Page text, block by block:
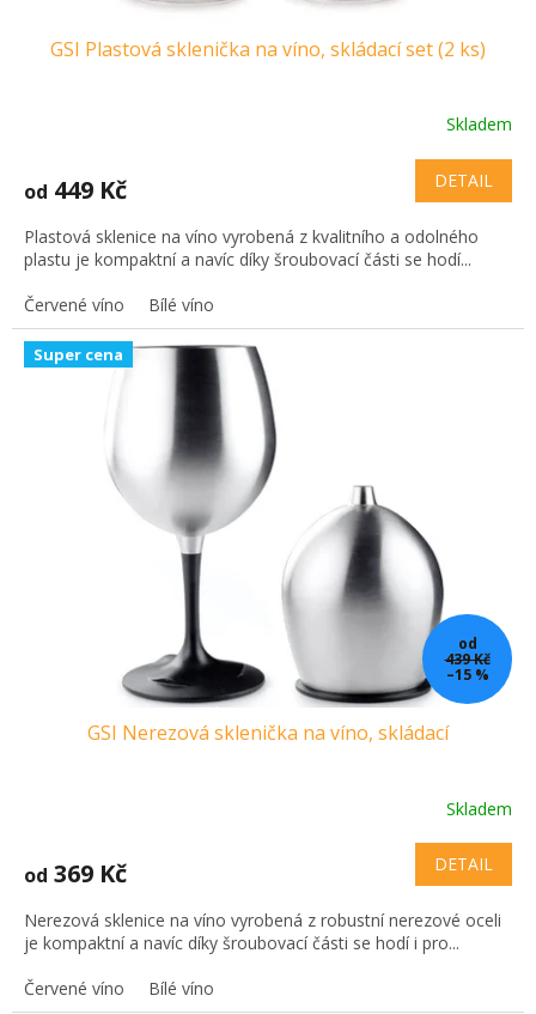
GSI Plastová sklenička na víno, skládací set (2 ks)
Skladem
od 449 Kč DETAIL
Plastová sklenice na víno vyrobená z kvalitního a odolného
plastu je kompaktní a navíc díky šroubovací části se hodí...
Červené víno
Bílé víno
Super cena
od
439 Kč
–15 %
GSI Nerezová sklenička na víno, skládací
Skladem
od 369 Kč DETAIL
Nerezová sklenice na víno vyrobená z robustní nerezové oceli
je kompaktní a navíc díky šroubovací části se hodí i pro...
Červené víno
Bílé víno